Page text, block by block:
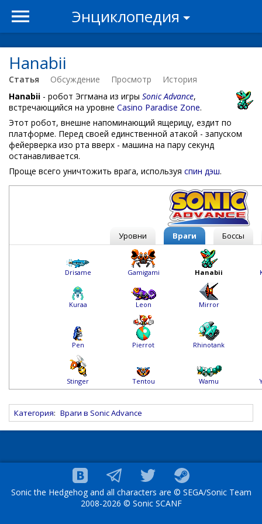
Энциклопедия
Hanabii
Статья Обсуждение Просмотр
История
Hanabii - робот Эггмана из игры Sonic Advance,
встречающийся на уровне Casino Paradise Zone.
Этот робот, внешне напоминающий ящерицу, ездит по
платформе. Перед своей единственной атакой - запуском
фейерверка изо рта вверх - машина на пару секунд
останавливается.
Проще всего уничтожить врага, используя спин дэш.
Уровни Враги Боссы
Drisame Gamigami Hanabii
Kuraa Leon Mirror
Pen Pierrot Rhinotank
Stinger Tentou Wamu
Категория: Враги в Sonic Advance
Sonic the Hedgehog and all characters are © SEGA/Sonic Team
2008-2026 © Sonic SCANF